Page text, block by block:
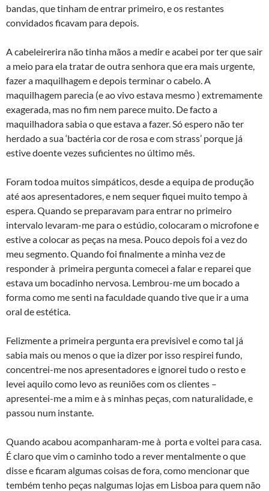
bandas, que tinham de entrar primeiro, e os restantes
convidados ficavam para depois.
A cabeleirerira não tinha mãos a medir e acabei por ter que sair
a meio para ela tratar de outra senhora que era mais urgente,
fazer a maquilhagem e depois terminar o cabelo. A
maquilhagem parecia (e ao vivo estava mesmo ) extremamente
exagerada, mas no fim nem parece muito. De facto a
maquilhadora sabia o que estava a fazer. Só espero não ter
herdado a sua ‘bactéria cor de rosa e com strass’ porque já
estive doente vezes suficientes no último mês.
Foram todoa muitos simpáticos, desde a equipa de produção
até aos apresentadores, e nem sequer fiquei muito tempo à
espera. Quando se preparavam para entrar no primeiro
intervalo levaram-me para o estúdio, colocaram o microfone e
estive a colocar as peças na mesa. Pouco depois foi a vez do
meu segmento. Quando foi finalmente a minha vez de
responder à primeira pergunta comecei a falar e reparei que
estava um bocadinho nervosa. Lembrou-me um bocado a
forma como me senti na faculdade quando tive que ir a uma
oral de estética.
Felizmente a primeira pergunta era previsivel e como tal já
sabia mais ou menos o que ia dizer por isso respirei fundo,
concentrei-me nos apresentadores e ignorei tudo o resto e
levei aquilo como levo as reuniões com os clientes –
apresentei-me a mim e à s minhas peças, com naturalidade, e
passou num instante.
Quando acabou acompanharam-me à porta e voltei para casa.
É claro que vim o caminho todo a rever mentalmente o que
disse e ficaram algumas coisas de fora, como mencionar que
tembém tenho peças nalgumas lojas em Lisboa para quem não